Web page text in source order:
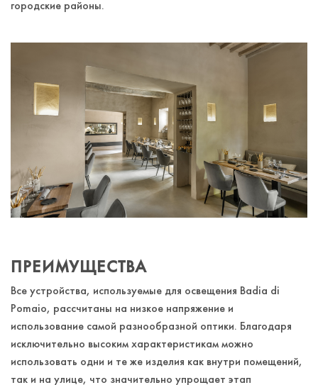
городские районы.
ПРЕИМУЩЕСТВА
Все устройства, используемые для освещения Badia di
Pomaio, рассчитаны на низкое напряжение и
использование самой разнообразной оптики. Благодаря
исключительно высоким характеристикам можно
использовать одни и те же изделия как внутри помещений,
так и на улице, что значительно упрощает этап